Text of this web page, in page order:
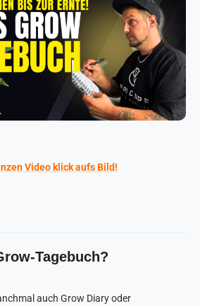
Video klick aufs Bild!
Tagebuch?
auch Grow Diary oder